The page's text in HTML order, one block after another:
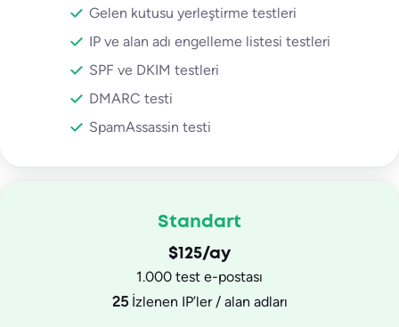
Gelen kutusu yerleştirme testleri
IP ve alan adı engelleme listesi testleri
SPF ve DKIM testleri
DMARC testi
SpamAssassin testi
Standart
$125/ay
1.000 test e-postası
25 İzlenen IP’ler / alan adları